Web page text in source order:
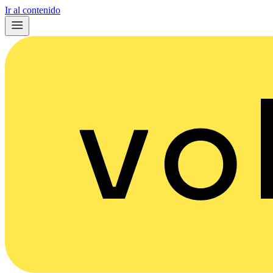
Ir al contenido